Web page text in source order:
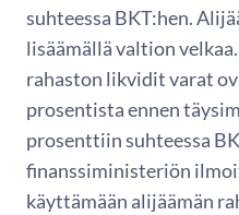
suhteessa BKT:hen.
lisäämällä valtion
rahaston likvidit varat
prosentista ennen
prosenttiin suhteessa
finanssiministeriön
käyttämään alijäämän